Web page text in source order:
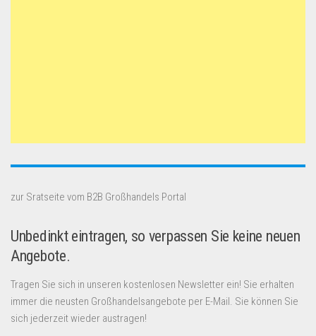
zur Sratseite vom B2B Großhandels Portal
Unbedinkt eintragen, so verpassen Sie keine neuen
Angebote.
Tragen Sie sich in unseren kostenlosen Newsletter ein! Sie erhalten
immer die neusten Großhandelsangebote per E-Mail. Sie können Sie
sich jederzeit wieder austragen!